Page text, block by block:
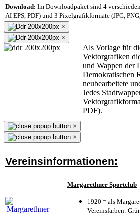
Download: Im Downloadpaket sind 4
AI EPS, PDF) und 3 Pixelgrafikformate (JPG,
×
×
Als Vorlage für
Vektorgrafiken
und Wappen der
Demokratischen
neubearbeitete
Jedes
PDF).
×
×
Vereinsinformationen:
Margarethner Sportclub
1920 = als
Vereinsfarben: